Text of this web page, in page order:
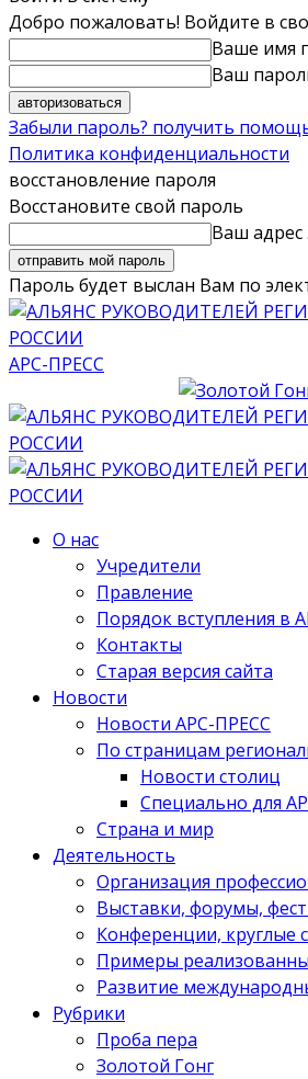
Добро пожаловать! Войдите в
Ваше имя
Ваш
Забыли пароль? получить
Политика конфиденциальности
восстановление пароля
Восстановите свой пароль
Ваш адрес
Пароль будет выслан Вам по
АРС-ПРЕСС
О нас
Учредители
Правление
Порядок вступления в
Контакты
Старая версия сайта
Новости
Новости АРС-ПРЕСС
По страницам
Новости столиц
Специально для
Страна и мир
Деятельность
Организация
Выставки, форумы,
Конференции, круглые
Примеры
Развитие
Рубрики
Проба пера
Золотой Гонг